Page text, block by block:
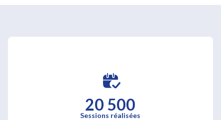
20 500
Sessions réalisées